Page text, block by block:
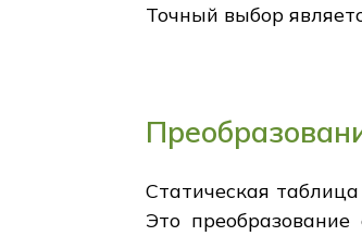
Точный выбор
Статическая
Это